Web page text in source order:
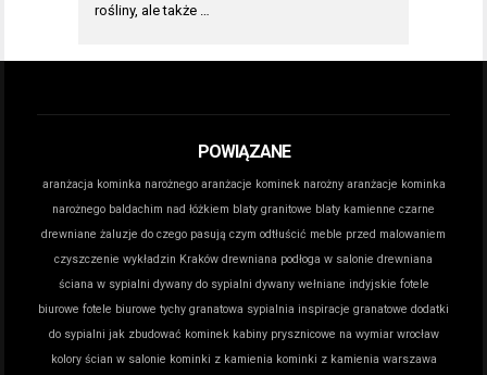
rośliny, ale także …
POWIĄZANE
aranżacja kominka narożnego aranżacje kominek narożny aranżacje kominka
narożnego baldachim nad łóżkiem blaty granitowe blaty kamienne czarne
drewniane żaluzje do czego pasują czym odtłuścić meble przed malowaniem
czyszczenie wykładzin Kraków drewniana podłoga w salonie drewniana
ściana w sypialni dywany do sypialni dywany wełniane indyjskie fotele
biurowe fotele biurowe tychy granatowa sypialnia inspiracje granatowe dodatki
do sypialni jak zbudować kominek kabiny prysznicowe na wymiar wrocław
kolory ścian w salonie kominki z kamienia kominki z kamienia warszawa